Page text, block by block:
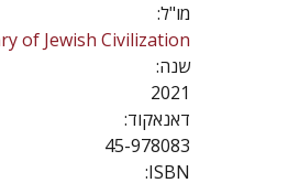
מו"ל:
שנה:
2021
דאנאקוד:
45-978083
ISBN: